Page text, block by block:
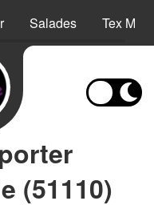
Salades Tex Mex
(51110)